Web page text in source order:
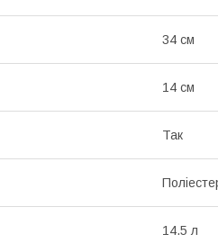
34 см
14 см
Так
14.5 л